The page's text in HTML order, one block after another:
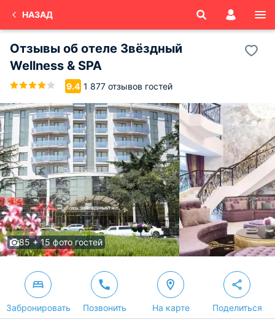
НАЗАД
Отзывы об отеле Звёздный
Wellness & SPA
9.4 1 877 отзывов гостей
85 + 15 фото гостей
Забронировать Позвонить На карте Поделиться